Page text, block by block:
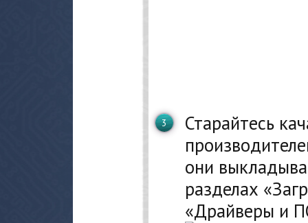
Старайтесь
они
разделах
«Драйверы и